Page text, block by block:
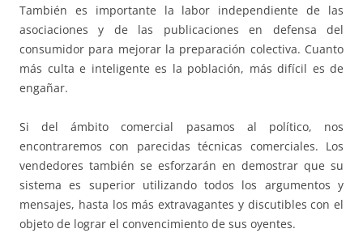
También es importante la labor independiente de las
asociaciones y de las publicaciones en defensa del
consumidor para mejorar la preparación colectiva. Cuanto
más culta e inteligente es la población, más difícil es de
engañar.
Si del ámbito comercial pasamos al político, nos
encontraremos con parecidas técnicas comerciales. Los
vendedores también se esforzarán en demostrar que su
sistema es superior utilizando todos los argumentos y
mensajes, hasta los más extravagantes y discutibles con el
objeto de lograr el convencimiento de sus oyentes.